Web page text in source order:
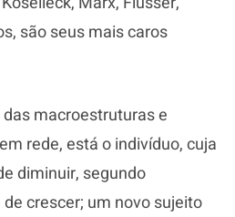
são seus mais caros
macroestruturas e
rede, está o indivíduo, cuja
diminuir, segundo
crescer; um novo sujeito